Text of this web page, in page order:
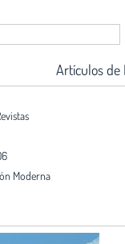
Artículos de
Moderna